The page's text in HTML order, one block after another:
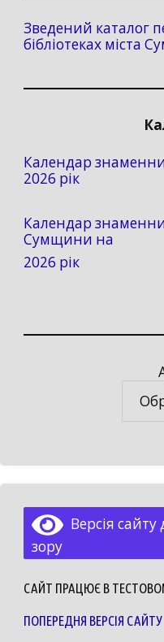
Зведений каталог
бібліотеках міста
Календар
2026 рік
Календар
Сумщини на
2026 рік
Версія сайту
зору
САЙТ ПРАЦЮЄ В
ПОПЕРЕДНЯ ВЕРСІЯ САЙТУ